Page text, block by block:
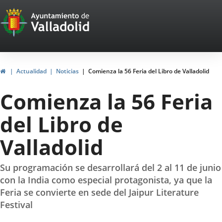
Portal
Web
del
Ayuntamiento
de
Valladolid
InicioActualidad Noticias Comienza la 56 Feria del Libro de Valladolid
Comienza la 56 Feria
del Libro de
Valladolid
Su programación se desarrollará del 2 al 11 de junio
con la India como especial protagonista, ya que la
Feria se convierte en sede del Jaipur Literature
Festival